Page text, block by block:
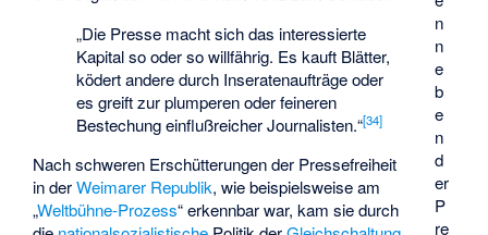
n
n
e
b
e
n
d
er
P
re
„Die Presse macht sich das interessierte
Kapital so oder so willfährig. Es kauft Blätter,
ködert andere durch Inseratenaufträge oder
es greift zur plumperen oder feineren
Bestechung einflußreicher Journalisten.“[34]
Nach schweren Erschütterungen der Pressefreiheit
in derWeimarer Republik, wie beispielsweise am
„Weltbühne-Prozess“ erkennbar war, kam sie durch